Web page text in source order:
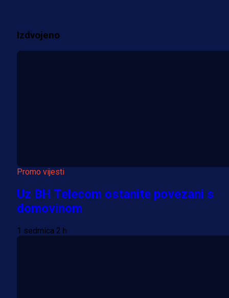
Više vijesti
Izdvojeno
Promo vijesti
Uz BH Telecom ostanite povezani s
domovinom
1 sedmica 2 h